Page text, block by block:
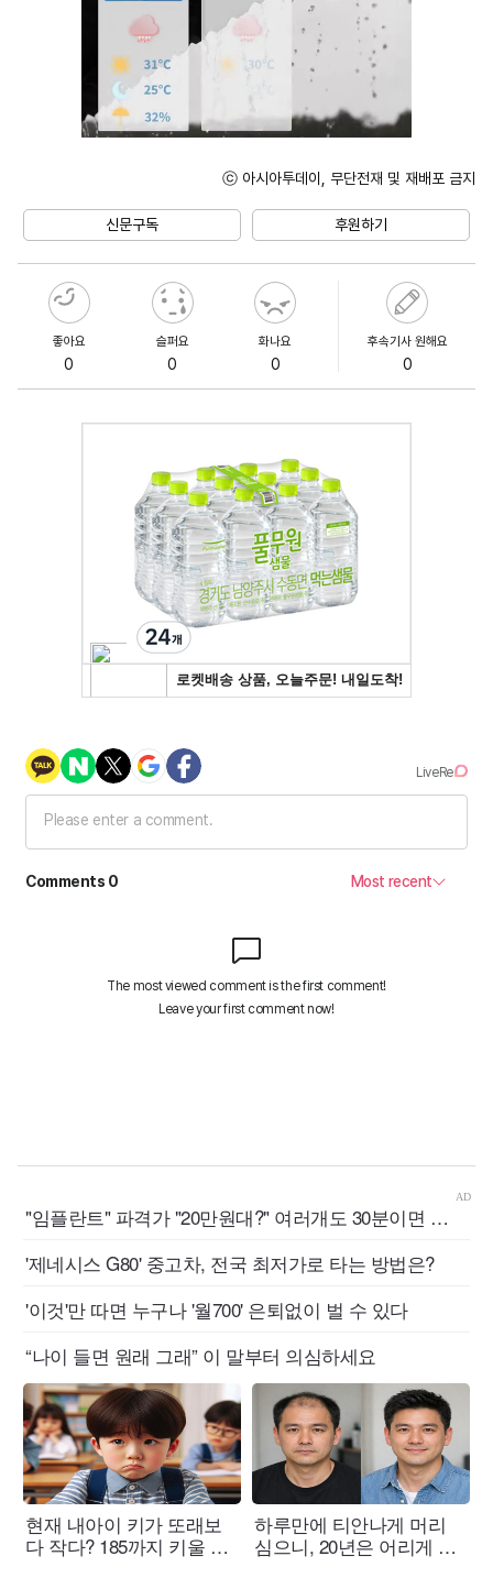
ⓒ 아시아투데이, 무단전재 및 재배포 금지
신문구독 후원하기
좋아요
0
슬퍼요
0
화나요
0
후속기사 원해요
0